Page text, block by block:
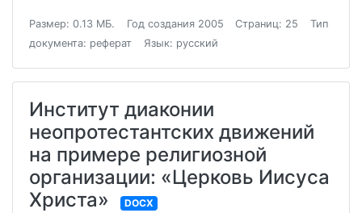
Размер: 0.13 МБ. Год создания 2005 Страниц: 25
Тип
документа: реферат
Язык: русский
Институт диаконии
неопротестантских движений
на примере религиозной
организации: «Церковь Иисуса
Христа»
DOCX